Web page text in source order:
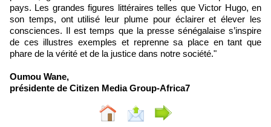
pays. Les grandes figures littéraires telles que Victor Hugo, en
son temps, ont utilisé leur plume pour éclairer et élever les
consciences. Il est temps que la presse sénégalaise s’inspire
de ces illustres exemples et reprenne sa place en tant que
phare de la vérité et de la justice dans notre société."
Oumou Wane,
présidente de Citizen Media Group-Africa7